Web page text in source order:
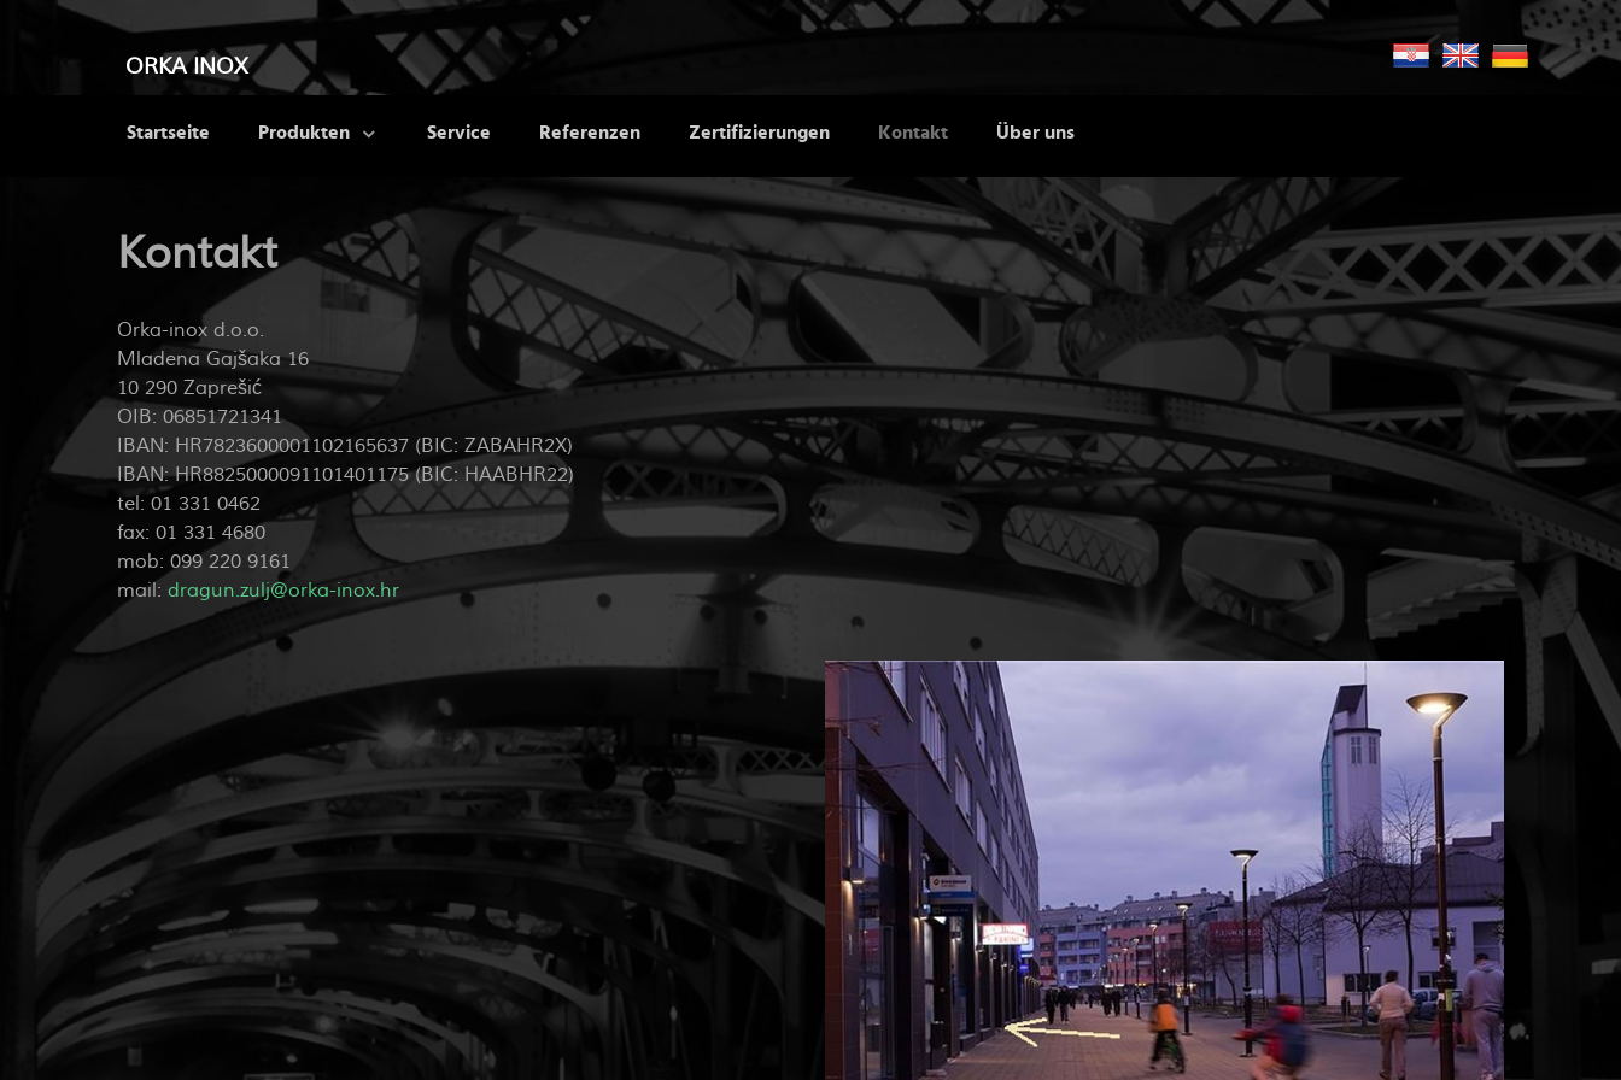
ORKA INOX
Startseite Produkten Service Referenzen Zertifizierungen Kontakt Über uns
Kontakt
Orka-inox d.o.o.
Mladena Gajšaka 16
10 290 Zaprešić
OIB: 06851721341
IBAN: HR7823600001102165637 (BIC: ZABAHR2X)
IBAN: HR8825000091101401175 (BIC: HAABHR22)
tel: 01 331 0462
fax: 01 331 4680
mob: 099 220 9161
mail: dragun.zulj@orka-inox.hr